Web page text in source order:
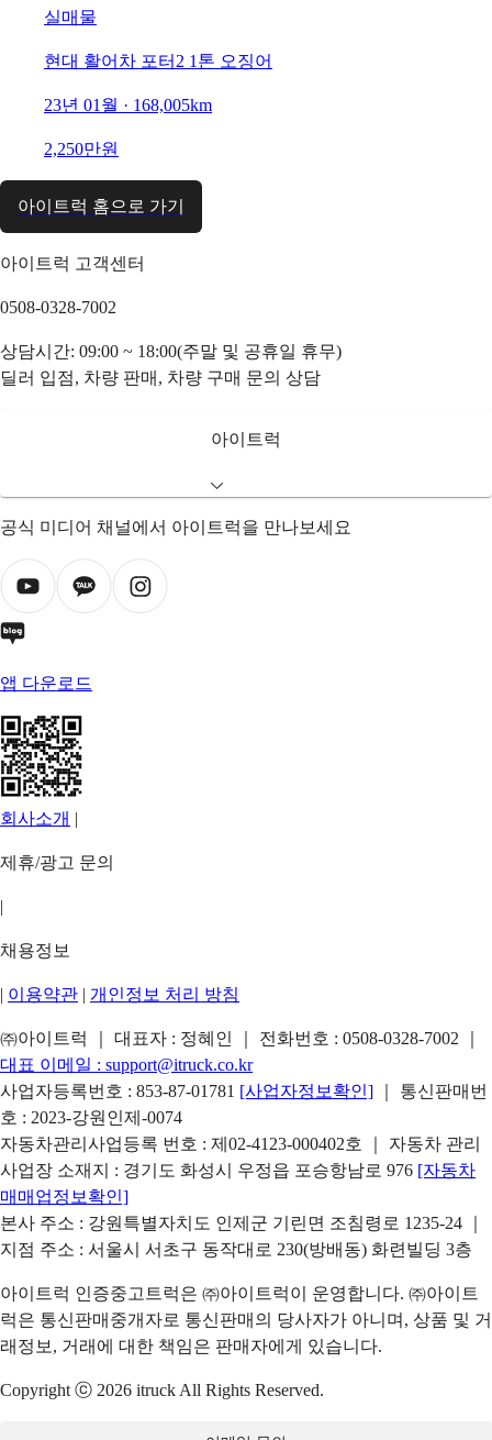
실매물
현대 활어차 포터2 1톤 오징어
23년 01월 · 168,005km
2,250만원
아이트럭 홈으로 가기
아이트럭 고객센터
0508-0328-7002
상담시간: 09:00 ~ 18:00(주말 및 공휴일 휴무)
딜러 입점, 차량 판매, 차량 구매 문의 상담
아이트럭
공식 미디어 채널에서 아이트럭을 만나보세요
앱 다운로드
회사소개 |
제휴/광고 문의
|
채용정보
| 이용약관 | 개인정보 처리 방침
㈜아이트럭 ｜ 대표자 : 정혜인 ｜ 전화번호 : 0508-0328-7002
대표 이메일 : support@itruck.co.kr
사업자등록번호 : 853-87-01781 [사업자정보확인]
｜ 통신판매번
호 : 2023-강원인제-0074
자동차관리사업등록 번호 : 제02-4123-000402호 ｜ 자동차 관리
사업장 소재지 : 경기도 화성시 우정읍 포승항남로 976 [자동차
매매업정보확인]
본사 주소 : 강원특별자치도 인제군 기린면 조침령로 1235-24 ｜
지점 주소 : 서울시 서초구 동작대로 230(방배동) 화련빌딩 3층
아이트럭 인증중고트럭은 ㈜아이트럭이 운영합니다. ㈜아이트
럭은 통신판매중개자로 통신판매의 당사자가 아니며, 상품 및 거
래정보, 거래에 대한 책임은 판매자에게 있습니다.
Copyright ⓒ 2026 itruck All Rights Reserved.